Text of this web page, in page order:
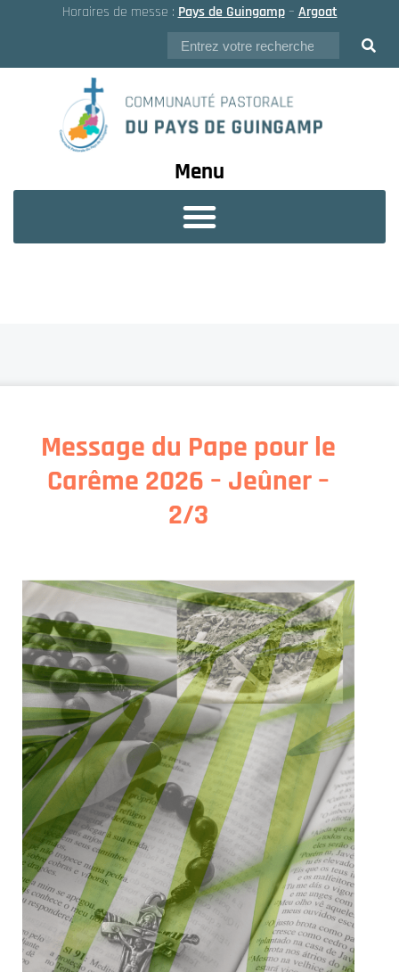
Horaires de messe : Pays de Guingamp– Argoat
Menu
Message du Pape pour le
Carême 2026 – Jeûner –
2/3